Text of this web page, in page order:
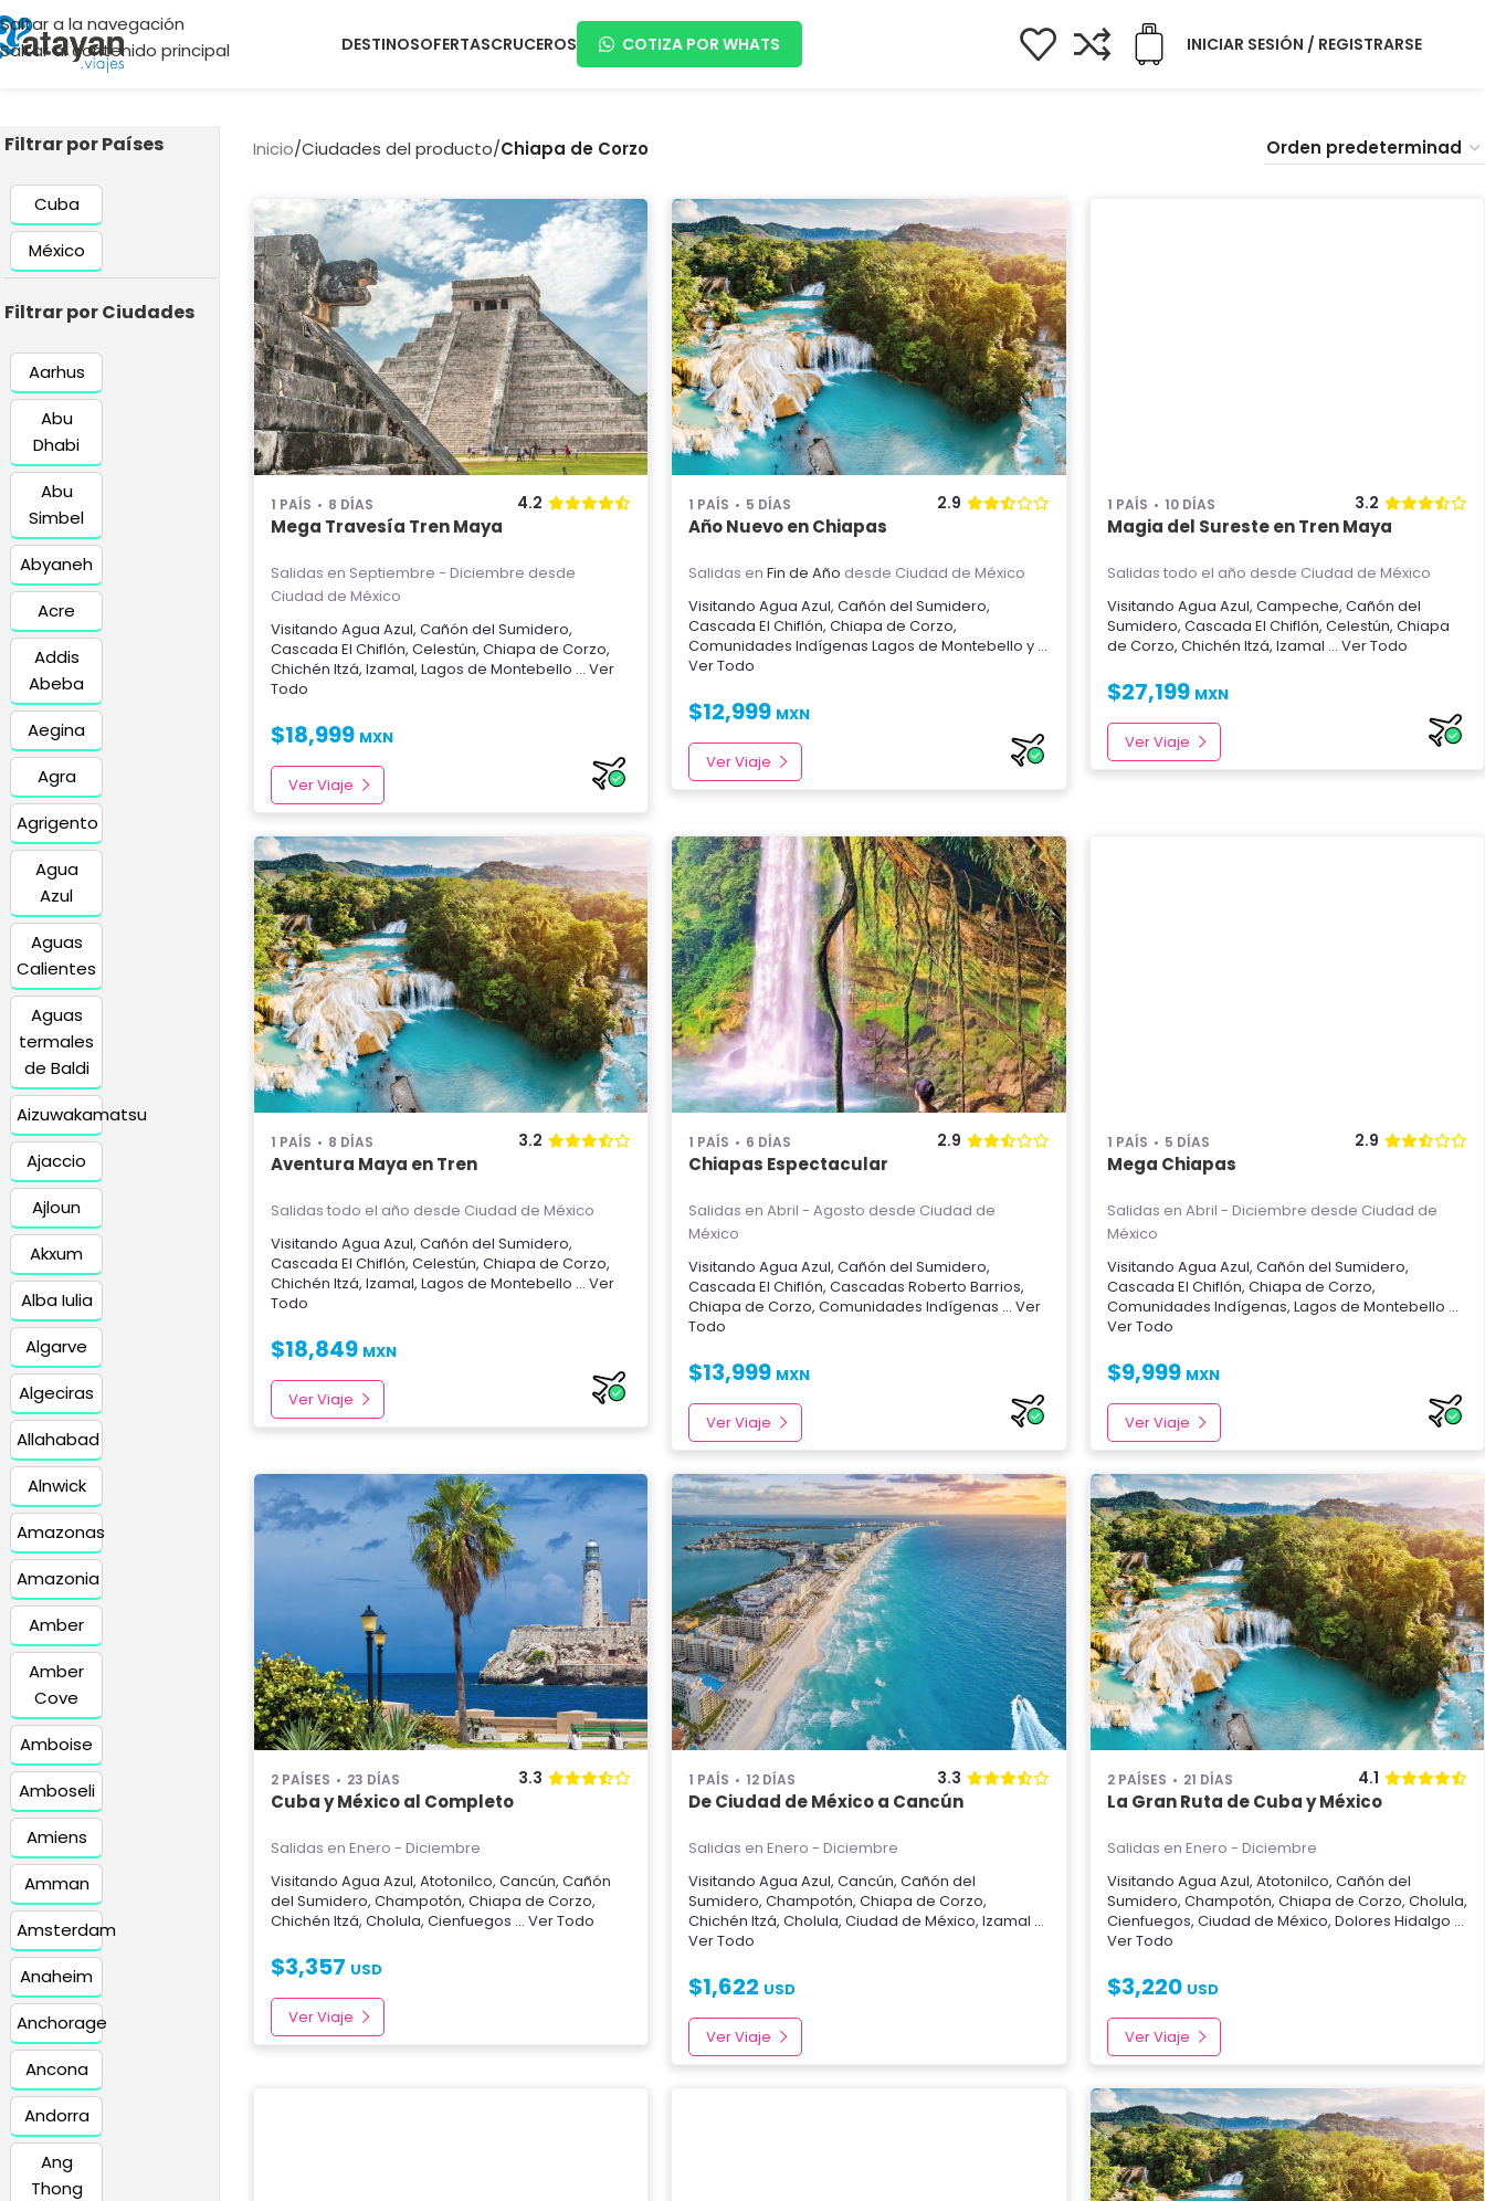
Saltar a la navegación
Saltar al contenido principal
DESTINOSOFERTASCRUCEROS COTIZA POR WHATS INICIAR SESIÓN / REGISTRARSE
Filtrar por Países
Cuba
México
Filtrar por Ciudades
Aarhus
Abu
Dhabi
Abu
Simbel
Abyaneh
Acre
Addis
Abeba
Aegina
Agra
Agrigento
Agua
Azul
Aguas
Calientes
Aguas
termales
de Baldi
Aizuwakamatsu
Ajaccio
Ajloun
Akxum
Alba Iulia
Algarve
Algeciras
Allahabad
Alnwick
Amazonas
Amazonia
Amber
Amber
Cove
Amboise
Amboseli
Amiens
Amman
Amsterdam
Anaheim
Anchorage
Ancona
Andorra
Ang
Thong
Inicio/Ciudades del producto/Chiapa de Corzo
1 PAÍS 8 DÍAS 4.2
Mega Travesía Tren Maya
Salidas en Septiembre - Diciembre desde
Ciudad de México
Visitando Agua Azul, Cañón del Sumidero,
Cascada El Chiflón, Celestún, Chiapa de Corzo,
Chichén Itzá, Izamal, Lagos de Montebello ... Ver
Todo
$18,999 MXN
Ver Viaje
1 PAÍS 5 DÍAS 2.9
Año Nuevo en Chiapas
Salidas enFin de Año desde Ciudad de México
VisitandoAgua Azul,Cañón del Sumidero,
Cascada El Chiflón,Chiapa de Corzo,
Comunidades Indígenas Lagos de Montebello y ...
Ver Todo
$12,999 MXN
Ver Viaje
1 PAÍS 10 DÍAS 3.2
Magia del Sureste en Tren Maya
Salidas todo el año desde Ciudad de México
Visitando Agua Azul, Campeche, Cañón del
Sumidero, Cascada El Chiflón, Celestún, Chiapa
de Corzo, Chichén Itzá, Izamal ... Ver Todo
$27,199 MXN
Ver Viaje
1 PAÍS 8 DÍAS 3.2
Aventura Maya en Tren
Salidas todo el año desde Ciudad de México
Visitando Agua Azul, Cañón del Sumidero,
Cascada El Chiflón, Celestún, Chiapa de Corzo,
Chichén Itzá, Izamal, Lagos de Montebello ... Ver
Todo
$18,849 MXN
Ver Viaje
1 PAÍS 6 DÍAS 2.9
Chiapas Espectacular
Salidas en Abril - Agosto desde Ciudad de
México
VisitandoAgua Azul,Cañón del Sumidero,
Cascada El Chiflón,Cascadas Roberto Barrios,
Chiapa de Corzo,Comunidades Indígenas ... Ver
Todo
$13,999 MXN
Ver Viaje
1 PAÍS 5 DÍAS 2.9
Mega Chiapas
Salidas en Abril - Diciembre desde Ciudad de
México
Visitando Agua Azul, Cañón del Sumidero,
Cascada El Chiflón, Chiapa de Corzo,
Comunidades Indígenas, Lagos de Montebello ...
Ver Todo
$9,999 MXN
Ver Viaje
2 PAÍSES 23 DÍAS 3.3
Cuba y México al Completo
Salidas en Enero - Diciembre
Visitando Agua Azul, Atotonilco, Cancún, Cañón
del Sumidero, Champotón, Chiapa de Corzo,
Chichén Itzá, Cholula, Cienfuegos ... Ver Todo
$3,357 USD
Ver Viaje
1 PAÍS 12 DÍAS 3.3
De Ciudad de México a Cancún
Salidas en Enero - Diciembre
VisitandoAgua Azul,Cancún,Cañón del
Sumidero,Champotón,Chiapa de Corzo,
Chichén Itzá,Cholula,Ciudad de México,Izamal ...
Ver Todo
$1,622 USD
Ver Viaje
2 PAÍSES 21 DÍAS 4.1
La Gran Ruta de Cuba y México
Salidas en Enero - Diciembre
Visitando Agua Azul, Atotonilco, Cañón del
Sumidero, Champotón, Chiapa de Corzo, Cholula,
Cienfuegos, Ciudad de México, Dolores Hidalgo ...
Ver Todo
$3,220 USD
Ver Viaje